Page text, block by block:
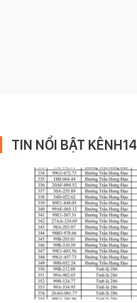
TIN NỔI BẬT KÊNH14